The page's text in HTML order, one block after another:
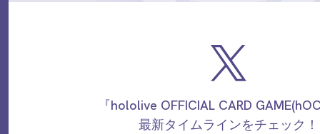
『hololive OFFICIAL CARD
最新タイムラインをチェック！